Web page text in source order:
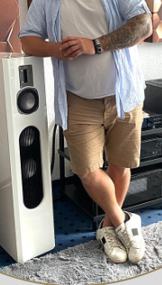
Holzgehäuse
Ecken
Seiten keine
entwickelt in
den Farben: Schwarz